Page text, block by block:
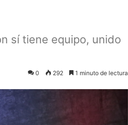
sí tiene equipo, unido
0 292 1 minuto de lectura